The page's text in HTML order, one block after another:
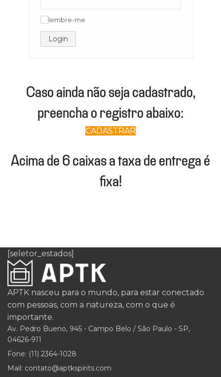
lembre-me
Login
Caso ainda não seja cadastrado,
preencha o registro abaixo:
CADASTRAR
Acima de 6 caixas a taxa de entrega é
fixa!
[seletor_estados]
APTK nasceu para o mundo, para estar conectado
com pessoas, com a natureza, com o que é
importante.
Av. Pedro Bueno, 945 - Campo Belo / São Paulo - SP,
04626-911
Fone: (11) 2364-1028
Mail: contato@aptkspirits.com